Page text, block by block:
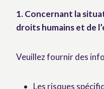
1. Concernant la
droits humains et de
Veuillez fournir des
Les risques